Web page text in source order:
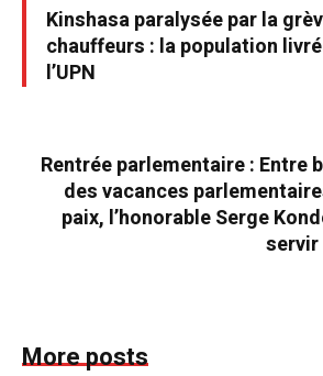
Kinshasa paralysée par la
chauffeurs : la population
l’UPN
Rentrée parlementaire : Entre
des vacances
paix, l’honorable Serge
More posts